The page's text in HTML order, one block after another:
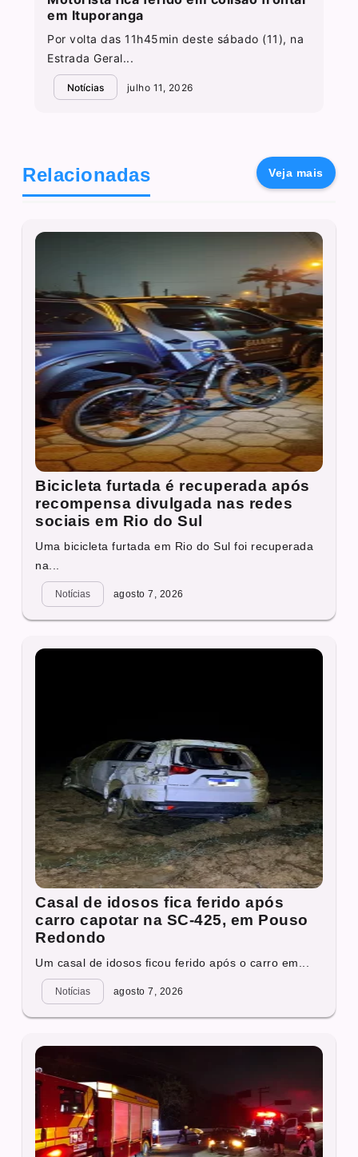
em Ituporanga
Por volta das 11h45min deste sábado (11), na
Estrada Geral...
Notícias julho 11, 2026
Relacionadas Veja mais
Bicicleta furtada é recuperada após
recompensa divulgada nas redes
sociais em Rio do Sul
Uma bicicleta furtada em Rio do Sul foi recuperada
na...
Notícias agosto 7, 2026
Casal de idosos fica ferido após
carro capotar na SC-425, em Pouso
Redondo
Um casal de idosos ficou ferido após o carro em...
Notícias agosto 7, 2026